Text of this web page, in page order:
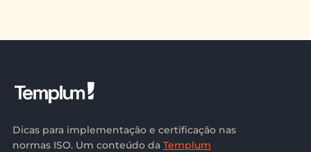
Dicas para implementação e certificação nas
normas ISO. Um conteúdo da Templum